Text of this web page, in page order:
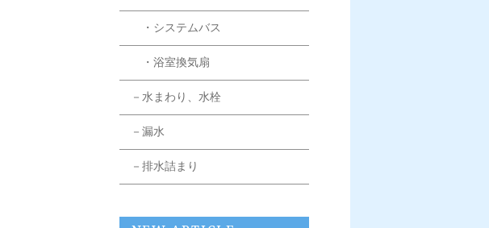
・システムバス
・浴室換気扇
－水まわり、水栓
－漏水
－排水詰まり